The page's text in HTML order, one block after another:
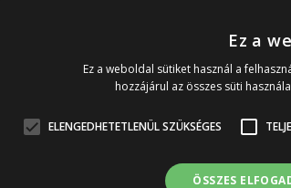
Ez a
Ez a weboldal sütiket használ a
hozzájárul az összes süti
ELENGEDHETETLENÜL SZÜKSÉGES
ÖSSZES